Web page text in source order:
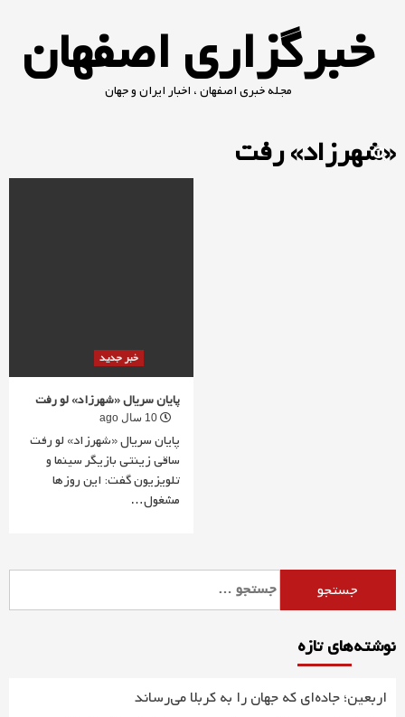
contentخبرگزاری اصفهان
مجله خبری اصفهان ، اخبار ایران و جهان
«شهرزاد» رفت
خبر جدید
پایان سریال «شهرزاد» لو رفت
پایان سریال «شهرزاد» لو رفت
ساقی زینتی بازیگر سینما و
تلویزیون گفت: این روزها
مشغول…
برای:
نوشته‌های تازه
اربعین؛ جاده‌ای که جهان را به کربلا می‌رساند